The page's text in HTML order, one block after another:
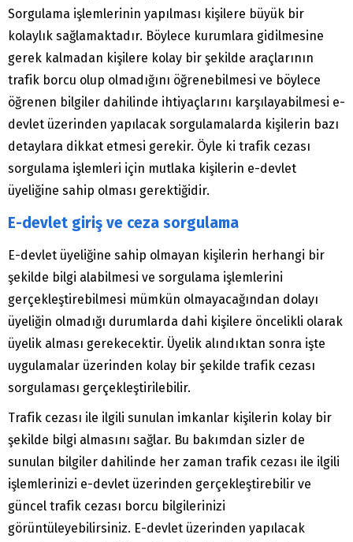
Sorgulama işlemlerinin yapılması kişilere büyük bir
kolaylık sağlamaktadır. Böylece kurumlara gidilmesine
gerek kalmadan kişilere kolay bir şekilde araçlarının
trafik borcu olup olmadığını öğrenebilmesi ve böylece
öğrenen bilgiler dahilinde ihtiyaçlarını karşılayabilmesi e-
devlet üzerinden yapılacak sorgulamalarda kişilerin bazı
detaylara dikkat etmesi gerekir. Öyle ki trafik cezası
sorgulama işlemleri için mutlaka kişilerin e-devlet
üyeliğine sahip olması gerektiğidir.
E-devlet giriş ve ceza sorgulama
E-devlet üyeliğine sahip olmayan kişilerin herhangi bir
şekilde bilgi alabilmesi ve sorgulama işlemlerini
gerçekleştirebilmesi mümkün olmayacağından dolayı
üyeliğin olmadığı durumlarda dahi kişilere öncelikli olarak
üyelik alması gerekecektir. Üyelik alındıktan sonra işte
uygulamalar üzerinden kolay bir şekilde trafik cezası
sorgulaması gerçekleştirilebilir.
Trafik cezası ile ilgili sunulan imkanlar kişilerin kolay bir
şekilde bilgi almasını sağlar. Bu bakımdan sizler de
sunulan bilgiler dahilinde her zaman trafik cezası ile ilgili
işlemlerinizi e-devlet üzerinden gerçekleştirebilir ve
güncel trafik cezası borcu bilgilerinizi
görüntüleyebilirsiniz. E-devlet üzerinden yapılacak